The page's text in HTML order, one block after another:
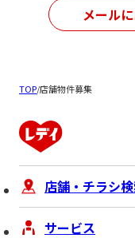
メール
TOP/店舗物件募集
店舗・チラシ
サービス